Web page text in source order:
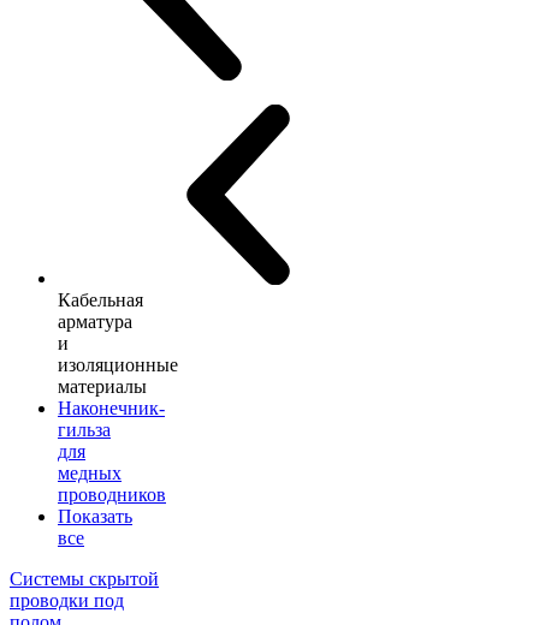
Кабельная
арматура
и
изоляционные
материалы
Наконечник-
гильза
для
медных
проводников
Показать
все
Системы скрытой
проводки под